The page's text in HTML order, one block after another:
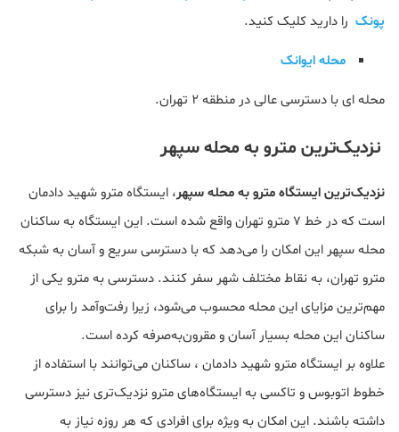
پونک را دارید کلیک کنید.
محله ایوانک
محله ای با دسترسی عالی در منطقه 2 تهران.
نزدیک‌ترین مترو به محله سپهر
نزدیک‌ترین ایستگاه مترو به محله سپهر، ایستگاه مترو شهید دادمان
است که در خط ۷ مترو تهران واقع شده است. این ایستگاه به ساکنان
محله سپهر این امکان را می‌دهد که با دسترسی سریع و آسان به شبکه
مترو تهران، به نقاط مختلف شهر سفر کنند. دسترسی به مترو یکی از
مهم‌ترین مزایای این محله محسوب می‌شود، زیرا رفت‌وآمد را برای
ساکنان این محله بسیار آسان و مقرون‌به‌صرفه کرده است.
علاوه بر ایستگاه مترو شهید دادمان ، ساکنان می‌توانند با استفاده از
خطوط اتوبوس و تاکسی به ایستگاه‌های مترو نزدیک‌تری نیز دسترسی
داشته باشند. این امکان به ویژه برای افرادی که هر روزه نیاز به